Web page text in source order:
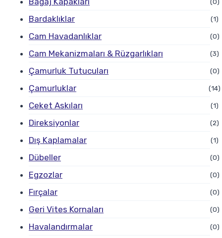
Bardaklıklar (1)
Cam Havadanlıklar (0)
Cam Mekanizmaları & Rüzgarlıkları (3)
Çamurluk Tutucuları (0)
Çamurluklar (14)
Ceket Askıları (1)
Direksiyonlar (2)
Dış Kaplamalar (1)
Dübeller (0)
Egzozlar (0)
Fırçalar (0)
Geri Vites Kornaları (0)
Havalandırmalar (0)